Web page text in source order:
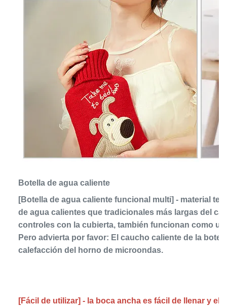
Botella de agua caliente
[Botella de agua caliente funcional multi] - material
de agua calientes que tradicionales más largas del
controles con la cubierta, también funcionan como
Pero advierta por favor: El caucho caliente de la
calefacción del horno de microondas.
[Fácil de utilizar] - la boca ancha es fácil de llenar y el